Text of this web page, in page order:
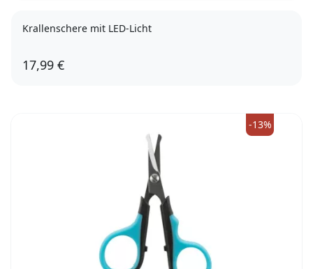
Krallenschere mit LED-Licht
17,99 €
-13%